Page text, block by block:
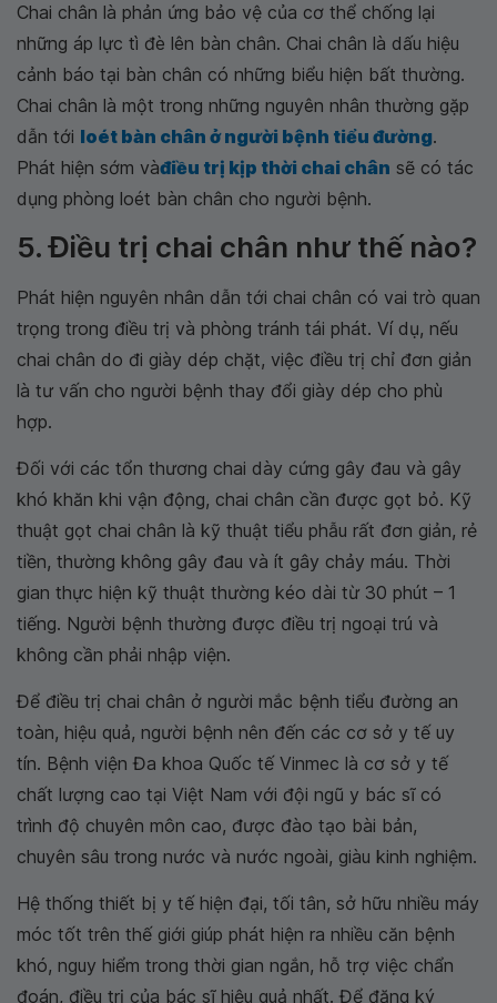
Chai chân là phản ứng bảo vệ của cơ thể chống lại
những áp lực tì đè lên bàn chân. Chai chân là dấu hiệu
cảnh báo tại bàn chân có những biểu hiện bất thường.
Chai chân là một trong những nguyên nhân thường gặp
dẫn tới loét bàn chân ở người bệnh tiểu đường.
Phát hiện sớm vàđiều trị kịp thời chai chân sẽ có tác
dụng phòng loét bàn chân cho người bệnh.
5. Điều trị chai chân như thế nào?
Phát hiện nguyên nhân dẫn tới chai chân có vai trò quan
trọng trong điều trị và phòng tránh tái phát. Ví dụ, nếu
chai chân do đi giày dép chặt, việc điều trị chỉ đơn giản
là tư vấn cho người bệnh thay đổi giày dép cho phù
hợp.
Đối với các tổn thương chai dày cứng gây đau và gây
khó khăn khi vận động, chai chân cần được gọt bỏ. Kỹ
thuật gọt chai chân là kỹ thuật tiểu phẫu rất đơn giản, rẻ
tiền, thường không gây đau và ít gây chảy máu. Thời
gian thực hiện kỹ thuật thường kéo dài từ 30 phút – 1
tiếng. Người bệnh thường được điều trị ngoại trú và
không cần phải nhập viện.
Để điều trị chai chân ở người mắc bệnh tiểu đường an
toàn, hiệu quả, người bệnh nên đến các cơ sở y tế uy
tín. Bệnh viện Đa khoa Quốc tế Vinmec là cơ sở y tế
chất lượng cao tại Việt Nam với đội ngũ y bác sĩ có
trình độ chuyên môn cao, được đào tạo bài bản,
chuyên sâu trong nước và nước ngoài, giàu kinh nghiệm.
Hệ thống thiết bị y tế hiện đại, tối tân, sở hữu nhiều máy
móc tốt trên thế giới giúp phát hiện ra nhiều căn bệnh
khó, nguy hiểm trong thời gian ngắn, hỗ trợ việc chẩn
đoán, điều trị của bác sĩ hiệu quả nhất. Để đăng ký